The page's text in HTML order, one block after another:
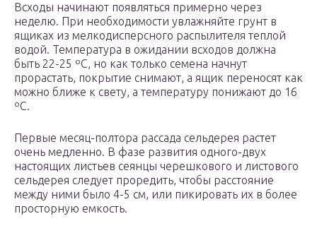
Всходы начинают появляться примерно через
неделю. При необходимости увлажняйте грунт в
ящиках из мелкодисперсного распылителя теплой
водой. Температура в ожидании всходов должна
быть 22-25 ºC, но как только семена начнут
прорастать, покрытие снимают, а ящик переносят как
можно ближе к свету, а температуру понижают до 16
ºC.
Первые месяц-полтора рассада сельдерея растет
очень медленно. В фазе развития одного-двух
настоящих листьев сеянцы черешкового и листового
сельдерея следует проредить, чтобы расстояние
между ними было 4-5 см, или пикировать их в более
просторную емкость.